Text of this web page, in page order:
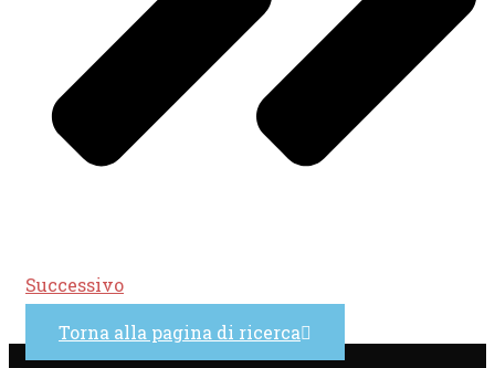
Successivo
Torna alla pagina di ricerca